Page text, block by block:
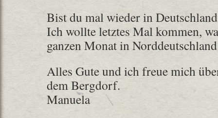
Bist du mal wieder in
Ich wollte letztes Mal kommen,
ganzen Monat in
Alles Gute und ich freue mich
dem Bergdorf.
Manuela